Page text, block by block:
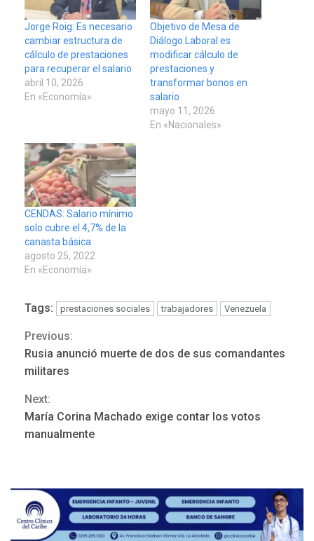
Jorge Roig: Es necesario
cambiar estructura de
cálculo de prestaciones
para recuperar el salario
abril 10, 2026
En «Economía»
Objetivo de Mesa de
Diálogo Laboral es
modificar cálculo de
prestaciones y
transformar bonos en
salario
mayo 11, 2026
En «Nacionales»
CENDAS: Salario mínimo
solo cubre el 4,7% de la
canasta básica
agosto 25, 2022
En «Economía»
Tags: prestaciones sociales trabajadores Venezuela
Continue
Reading
Previous:
Rusia anunció muerte de dos de sus comandantes
militares
Next:
María Corina Machado exige contar los votos
manualmente
REGIONALES ÚLTIMA HORA
gestión
REGIONALES ÚLTIMA HORA